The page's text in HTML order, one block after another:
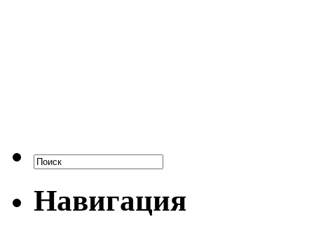
Навигация